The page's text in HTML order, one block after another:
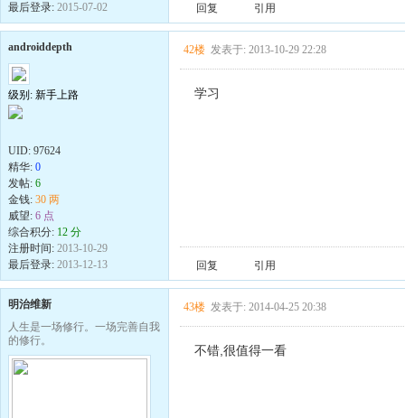
最后登录: 2015-07-02 回复 引用
androiddepth
级别: 新手上路
UID: 97624
精华: 0
发帖: 6
金钱: 30 两
威望: 6 点
综合积分: 12 分
注册时间: 2013-10-29
最后登录: 2013-12-13
42楼 发表于: 2013-10-29 22:28
学习
回复 引用
明治维新
人生是一场修行。一场完善自我
的修行。
43楼 发表于: 2014-04-25 20:38
不错,很值得一看